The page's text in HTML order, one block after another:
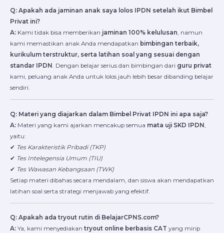
Q: Apakah ada jaminan anak saya lolos IPDN setelah ikut Bimbel
Privat ini?
A: Kami tidak bisa memberikan jaminan 100% kelulusan, namun
kami memastikan anak Anda mendapatkan bimbingan terbaik,
kurikulum terstruktur, serta latihan soal yang sesuai dengan
standar IPDN . Dengan belajar serius dan bimbingan dari guru privat
kami, peluang anak Anda untuk lolos jauh lebih besar dibanding belajar
sendiri.
Q: Materi yang diajarkan dalam Bimbel Privat IPDN ini apa saja?
A: Materi yang kami ajarkan mencakup semua mata uji SKD IPDN
yaitu:
✔ Tes Karakteristik Pribadi (TKP)
✔ Tes Intelegensia Umum (TIU)
✔ Tes Wawasan Kebangsaan (TWK)
Setiap materi dibahas secara mendalam, dan siswa akan mendapatkan
latihan soal serta strategi menjawab yang efektif.
Q: Apakah ada tryout rutin di BelajarCPNS.com?
A: Ya, kami menyediakan tryout online berbasis CAT yang mirip